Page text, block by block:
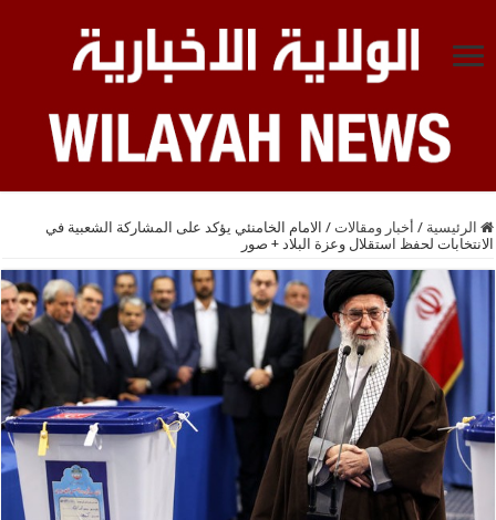
الرئيسية / أخبار ومقالات / الامام الخامنئي يؤكد على المشاركة الشعبية في
الانتخابات لحفظ استقلال وعزة البلاد + صور